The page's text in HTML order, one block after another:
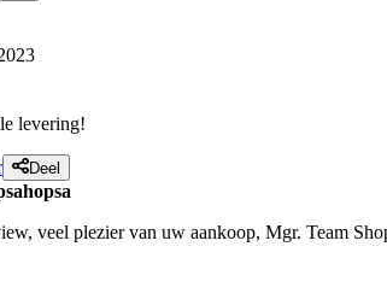
levering!
Deel
veel plezier van uw aankoop, Mgr. Team